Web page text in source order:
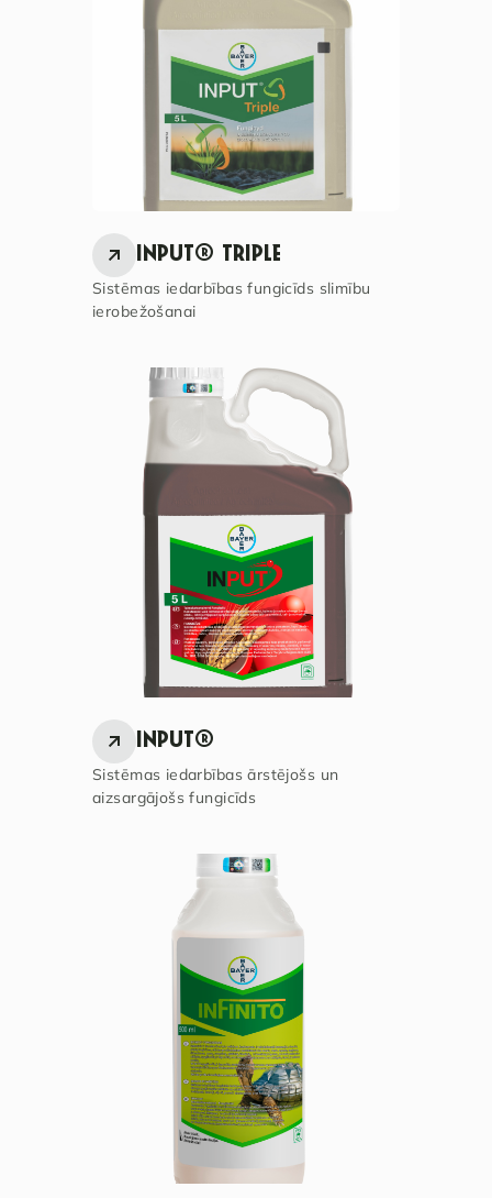
INPUT® TRIPLE
Sistēmas iedarbības fungicīds slimību
ierobežošanai
INPUT®
Sistēmas iedarbības ārstējošs un
aizsargājošs fungicīds